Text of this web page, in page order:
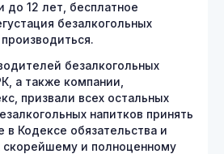
до 12 лет, бесплатное
безалкогольных
безалкогольных
а также компании,
призвали всех остальных
напитков принять
Кодексе обязательства и
скорейшему и полноценному